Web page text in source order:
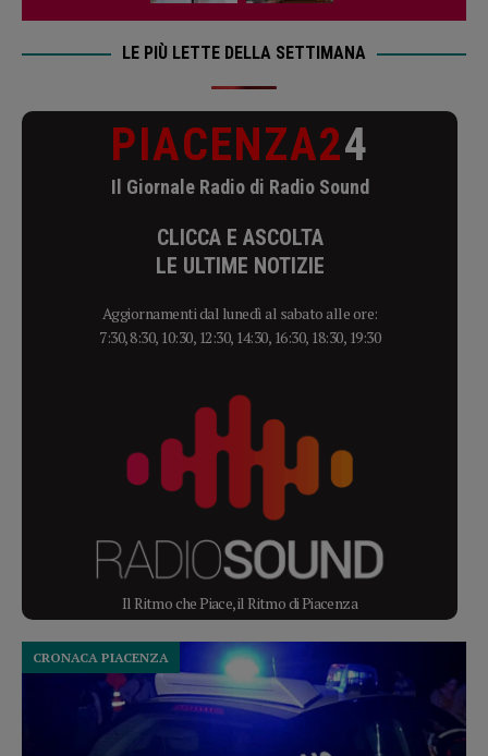
LE PIÙ LETTE DELLA SETTIMANA
PIACENZA24
Il Giornale Radio di Radio Sound
CLICCA E ASCOLTA
LE ULTIME NOTIZIE
Aggiornamenti dal lunedì al sabato alle ore:
7:30, 8:30, 10:30, 12:30, 14:30, 16:30, 18:30, 19:30
Il Ritmo che Piace, il Ritmo di Piacenza
CRONACA PIACENZA